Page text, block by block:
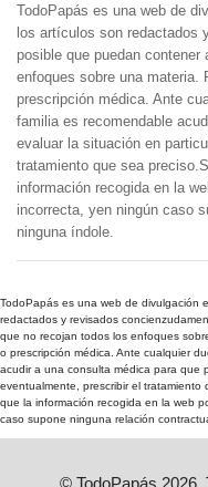
TodoPapás es una web de
los artículos son redactados
posible que puedan contener
enfoques sobre una materia.
prescripción médica. Ante
familia es recomendable
evaluar la situación en
tratamiento que sea
información recogida en la
incorrecta, yen ningún caso
ninguna índole.
TodoPapás es una web de divulgación
redactados y revisados
que no recojan todos los enfoques
o prescripción médica. Ante cualquier
acudir a una consulta médica para que
eventualmente, prescribir el
que la información recogida en la web
caso supone ninguna relación
© TodoPapás 2026.